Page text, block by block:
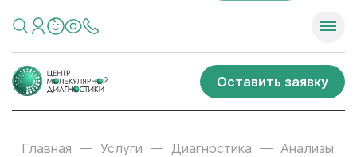
Оставить заявку
Главная Услуги Диагностика
Анализы